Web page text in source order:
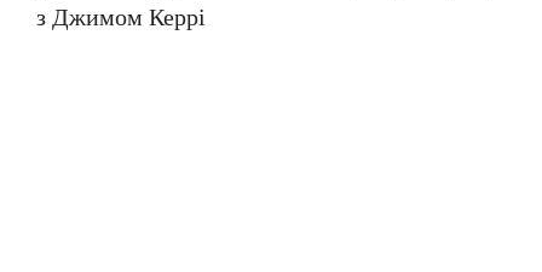
з Джимом Керрі